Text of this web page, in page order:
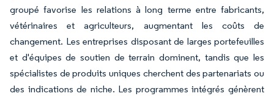
groupé favorise les relations à long terme entre fabricants,
vétérinaires et agriculteurs, augmentant les coûts de
changement. Les entreprises disposant de larges portefeuilles
et d'équipes de soutien de terrain dominent, tandis que les
spécialistes de produits uniques cherchent des partenariats ou
des indications de niche. Les programmes intégrés génèrent